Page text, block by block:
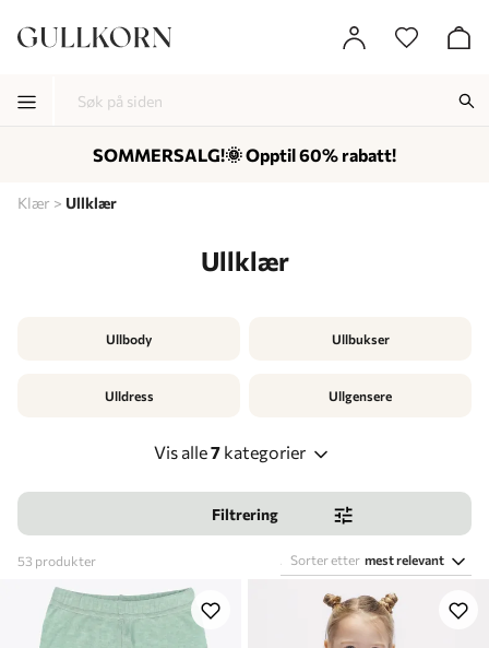
Klær Ullklær
Ullklær
Ullbody Ullbukser
Ulldress Ullgensere
Vis alle7kategorier
Filtrering
53 produkter Sorter etter mest relevant
SOMMERSALG!🌞 Opptil 60% rabatt!
-
-
-